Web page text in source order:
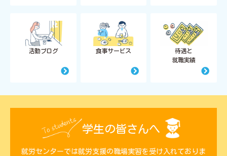
活動ブログ 食事サービス
待遇と
就職実績
学生の皆さんへ
就労センターでは就労支援の職場実習を受け入れておりま